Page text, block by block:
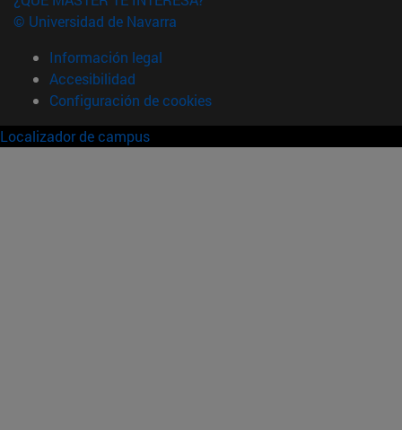
© Universidad de Navarra
Información legal
Accesibilidad
Configuración de cookies
Localizador de campus